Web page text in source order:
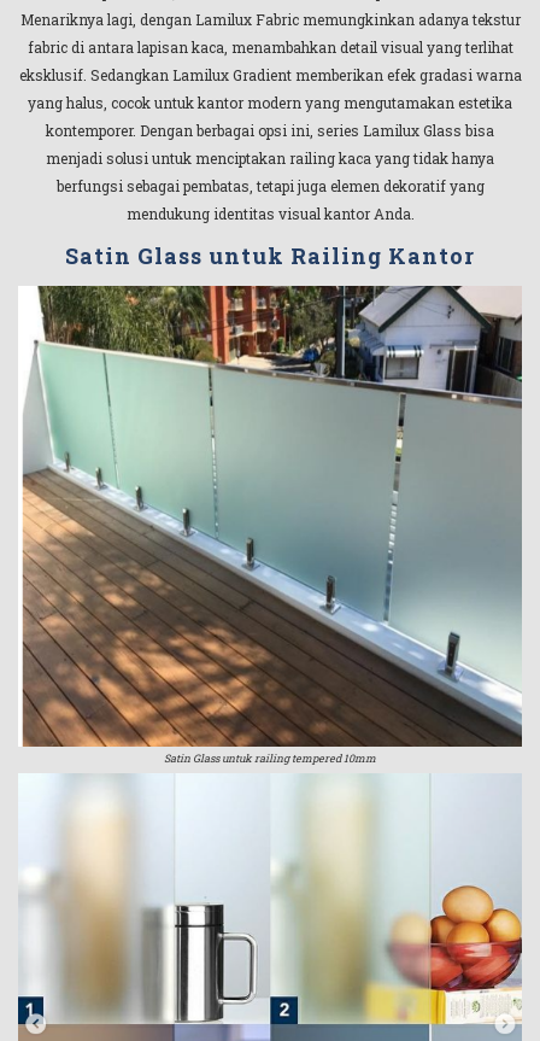
Menariknya lagi, dengan Lamilux Fabric memungkinkan adanya tekstur
fabric di antara lapisan kaca, menambahkan detail visual yang terlihat
eksklusif. Sedangkan Lamilux Gradient memberikan efek gradasi warna
yang halus, cocok untuk kantor modern yang mengutamakan estetika
kontemporer. Dengan berbagai opsi ini, series Lamilux Glass bisa
menjadi solusi untuk menciptakan railing kaca yang tidak hanya
berfungsi sebagai pembatas, tetapi juga elemen dekoratif yang
mendukung identitas visual kantor Anda.
Satin Glass untuk Railing Kantor
Satin Glass untuk railing tempered 10mm